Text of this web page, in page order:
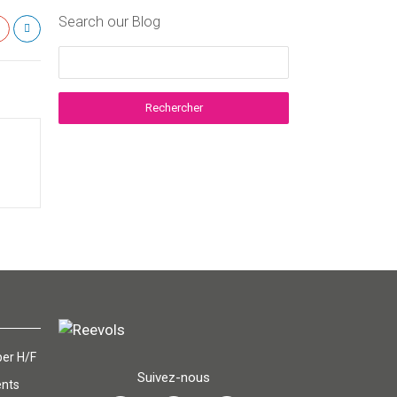
Search our Blog
H/F
Suivez-nous